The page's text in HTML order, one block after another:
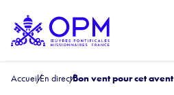
AccueilEn directBon vent pour cet